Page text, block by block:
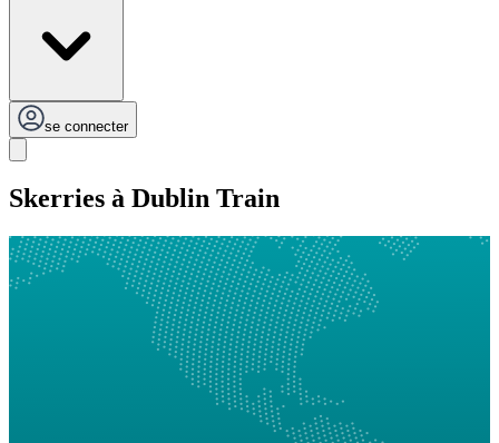
se connecter
Skerries à Dublin Train